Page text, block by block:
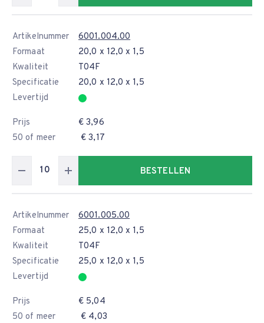
Artikelnummer
6001.004.00
Formaat
20,0 x 12,0 x 1,5
Kwaliteit
T04F
Specificatie
20,0 x 12,0 x 1,5
Levertijd
Prijs
€ 3,96
50 of meer
€ 3,17
BESTELLEN
Artikelnummer
6001.005.00
Formaat
25,0 x 12,0 x 1,5
Kwaliteit
T04F
Specificatie
25,0 x 12,0 x 1,5
Levertijd
Prijs
€ 5,04
50 of meer
€ 4,03